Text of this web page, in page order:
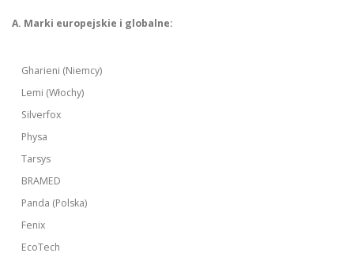
A. Marki europejskie i globalne:
Gharieni (Niemcy)
Lemi (Włochy)
Silverfox
Physa
Tarsys
BRAMED
Panda (Polska)
Fenix
EcoTech